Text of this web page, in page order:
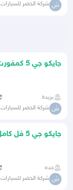
ش شركة الخضر للسيارات 11
جايكو جي 5 كمفورت 2026
بريدة
ش شركة الخضر للسيارات 11
جايكو جي 5 فل كامل
جده
ش شركة الخضر للسيارات 11